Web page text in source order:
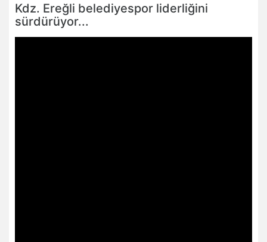
Kdz. Ereğli belediyespor liderliğini
sürdürüyor...